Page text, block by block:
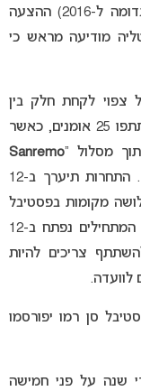
בתחרות סירב לייצג את איטליה בתחרות (בדומה ל-2016) ההצעה
מודיעה מראש כי
צפוי לקחת חלק בין
התאריכים 7-11 בפברואר 2023. בתחרות ישתתפו 25 אומנים, כאשר
מסלול “Sanremo
“, אשר נותן במה לאומנים מתחילים. התחרות תיערך ב-12
12 זמרים על שלושה מקומות בפסטיבל
עצמו. חלון הגשת השירים למסלול האומנים המתחילים נפתח ב-12
להשתתף צריכים להיות
סן רמו יפורסמו
שנה על פני חמישה